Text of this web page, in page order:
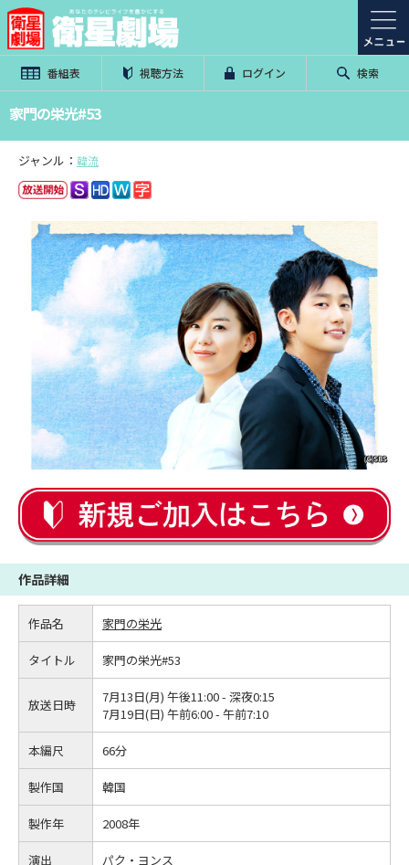
番組表 視聴方法 ログイン 検索
家門の栄光#53
ジャンル： 韓流
作品詳細
作品名 家門の栄光
タイトル 家門の栄光#53
放送日時
7月13日(月) 午後11:00 - 深夜0:15
7月19日(日) 午前6:00 - 午前7:10
本編尺 66分
製作国 韓国
製作年 2008年
演出 パク・ヨンス